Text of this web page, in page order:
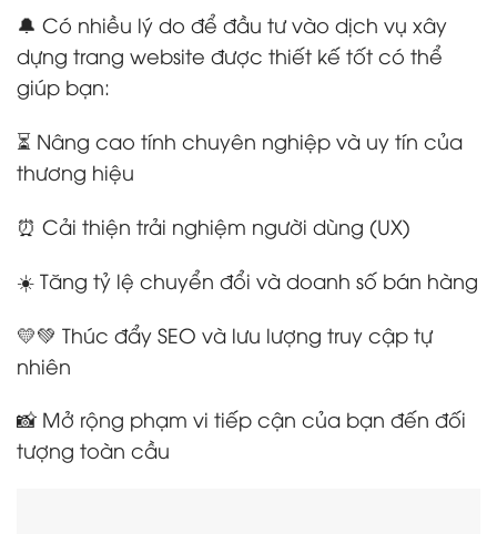
🔔 Có nhiều lý do để đầu tư vào dịch vụ xây
dựng trang website được thiết kế tốt có thể
giúp bạn:
⏳ Nâng cao tính chuyên nghiệp và uy tín của
thương hiệu
⏰ Cải thiện trải nghiệm người dùng (UX)
☀️ Tăng tỷ lệ chuyển đổi và doanh số bán hàng
💛💚 Thúc đẩy SEO và lưu lượng truy cập tự
nhiên
📸 Mở rộng phạm vi tiếp cận của bạn đến đối
tượng toàn cầu